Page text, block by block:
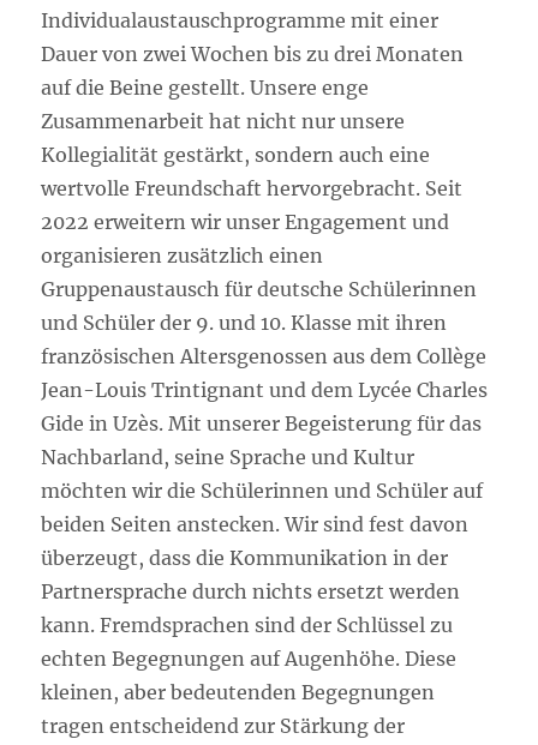
Individualaustauschprogramme mit einer
Dauer von zwei Wochen bis zu drei Monaten
auf die Beine gestellt. Unsere enge
Zusammenarbeit hat nicht nur unsere
Kollegialität gestärkt, sondern auch eine
wertvolle Freundschaft hervorgebracht. Seit
2022 erweitern wir unser Engagement und
organisieren zusätzlich einen
Gruppenaustausch für deutsche Schülerinnen
und Schüler der 9. und 10. Klasse mit ihren
französischen Altersgenossen aus dem Collège
Jean-Louis Trintignant und dem Lycée Charles
Gide in Uzès. Mit unserer Begeisterung für das
Nachbarland, seine Sprache und Kultur
möchten wir die Schülerinnen und Schüler auf
beiden Seiten anstecken. Wir sind fest davon
überzeugt, dass die Kommunikation in der
Partnersprache durch nichts ersetzt werden
kann. Fremdsprachen sind der Schlüssel zu
echten Begegnungen auf Augenhöhe. Diese
kleinen, aber bedeutenden Begegnungen
tragen entscheidend zur Stärkung der